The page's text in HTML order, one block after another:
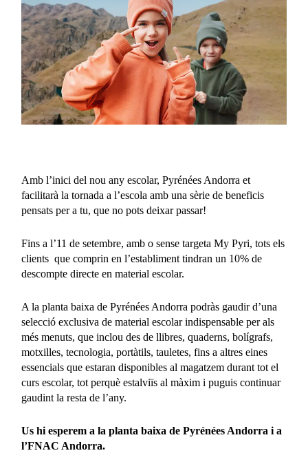
Amb l’inici del nou any escolar, Pyrénées Andorra et
facilitarà la tornada a l’escola amb una sèrie de beneficis
pensats per a tu, que no pots deixar passar!
Fins a l’11 de setembre, amb o sense targeta My Pyri, tots els
clients que comprin en l’establiment tindran un 10% de
descompte directe en material escolar.
A la planta baixa de Pyrénées Andorra podràs gaudir d’una
selecció exclusiva de material escolar indispensable per als
més menuts, que inclou des de llibres, quaderns, bolígrafs,
motxilles, tecnologia, portàtils, tauletes, fins a altres eines
essencials que estaran disponibles al magatzem durant tot el
curs escolar, tot perquè estalviïs al màxim i puguis continuar
gaudint la resta de l’any.
Us hi esperem a la planta baixa de Pyrénées Andorra i a
l’FNAC Andorra.